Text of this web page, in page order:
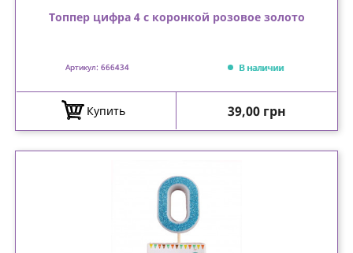
Топпер цифра 4 с коронкой розовое золото
Артикул: 666434 В наличии
Купить Цена
39,00 грн